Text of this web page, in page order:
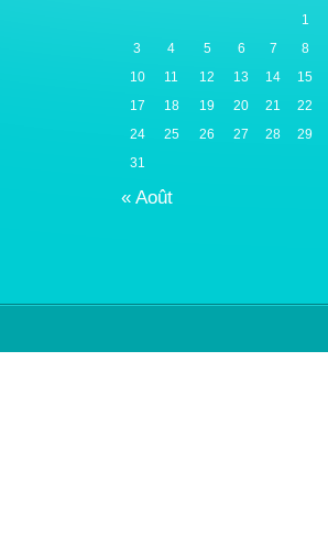
« Août
1
3
4 5 6 7
8
10
11 12 13 14
15
17
18 19 20 21
22
24
25 26 27 28
29
31